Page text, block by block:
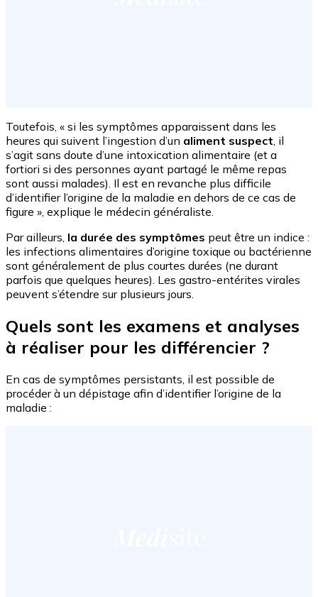
Toutefois, « si les symptômes apparaissent dans les
heures qui suivent l’ingestion d’un aliment suspect, il
s’agit sans doute d’une intoxication alimentaire (et a
fortiori si des personnes ayant partagé le même repas
sont aussi malades). Il est en revanche plus difficile
d’identifier l’origine de la maladie en dehors de ce cas de
figure », explique le médecin généraliste.
Par ailleurs, la durée des symptômes peut être un indice :
les infections alimentaires d’origine toxique ou bactérienne
sont généralement de plus courtes durées (ne durant
parfois que quelques heures). Les gastro-entérites virales
peuvent s’étendre sur plusieurs jours.
Quels sont les examens et analyses
à réaliser pour les différencier ?
En cas de symptômes persistants, il est possible de
procéder à un dépistage afin d’identifier l’origine de la
maladie :